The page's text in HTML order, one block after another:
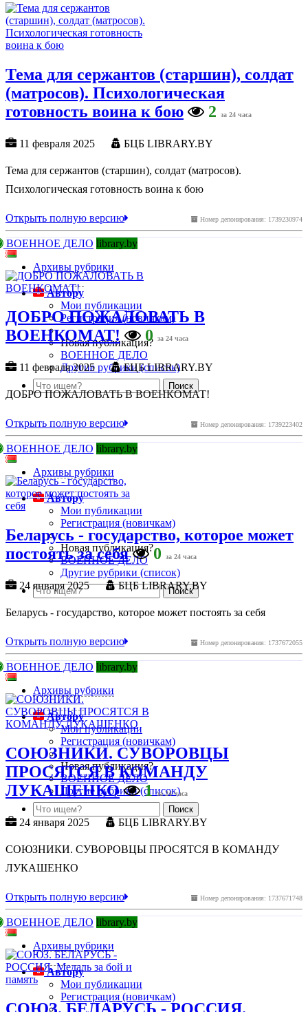
Тема для сержантов (старшин), солдат
(матросов). Психологическая
готовность воина к бою
2 за 24 часа
11 февраля 2025 БЦБ LIBRARY.BY
Тема для сержантов (старшин), солдат (матросов).
Психологическая готовность воина к бою
Номер депонирования: 1739230974
Открыть полную версию
ВОЕННОЕ ДЕЛО library.by
Архивы рубрики
Автору
Мои публикации
Регистрация (новичкам)
Новая публикация?
ВОЕННОЕ ДЕЛО
Другие рубрики (список)
ДОБРО ПОЖАЛОВАТЬ В
ВОЕНКОМАТ!
0 за 24 часа
11 февраля 2025 БЦБ LIBRARY.BY
ДОБРО ПОЖАЛОВАТЬ В ВОЕНКОМАТ!
Номер депонирования: 1739223402
Открыть полную версию
ВОЕННОЕ ДЕЛО library.by
Архивы рубрики
Автору
Мои публикации
Регистрация (новичкам)
Новая публикация?
ВОЕННОЕ ДЕЛО
Другие рубрики (список)
Беларусь - государство, которое может
постоять за себя
0 за 24 часа
24 января 2025 БЦБ LIBRARY.BY
Беларусь - государство, которое может постоять за себя
Номер депонирования: 1737672055
Открыть полную версию
ВОЕННОЕ ДЕЛО library.by
Архивы рубрики
Автору
Мои публикации
Регистрация (новичкам)
Новая публикация?
ВОЕННОЕ ДЕЛО
Другие рубрики (список)
СОЮЗНИКИ. СУВОРОВЦЫ
ПРОСЯТСЯ В КОМАНДУ
ЛУКАШЕНКО
1 за 24 часа
24 января 2025 БЦБ LIBRARY.BY
СОЮЗНИКИ. СУВОРОВЦЫ ПРОСЯТСЯ В КОМАНДУ
ЛУКАШЕНКО
Номер депонирования: 1737671748
Открыть полную версию
ВОЕННОЕ ДЕЛО library.by
Архивы рубрики
Автору
Мои публикации
Регистрация (новичкам)